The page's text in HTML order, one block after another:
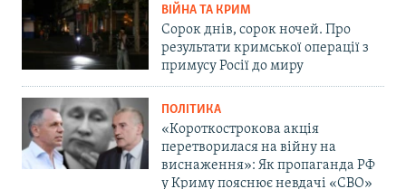
ВІЙНА ТА КРИМ
Сорок днів, сорок ночей. Про
результати кримської операції з
примусу Росії до миру
ПОЛІТИКА
«Короткострокова акція
перетворилася на війну на
виснаження»: Як пропаганда РФ
у Криму пояснює невдачі «СВО»